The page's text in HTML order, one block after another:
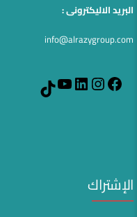
البريد الاليكترونى :
info@alrazygroup.com
Facebook
Instagram
LinkedIn
YouTube
الإشتراك